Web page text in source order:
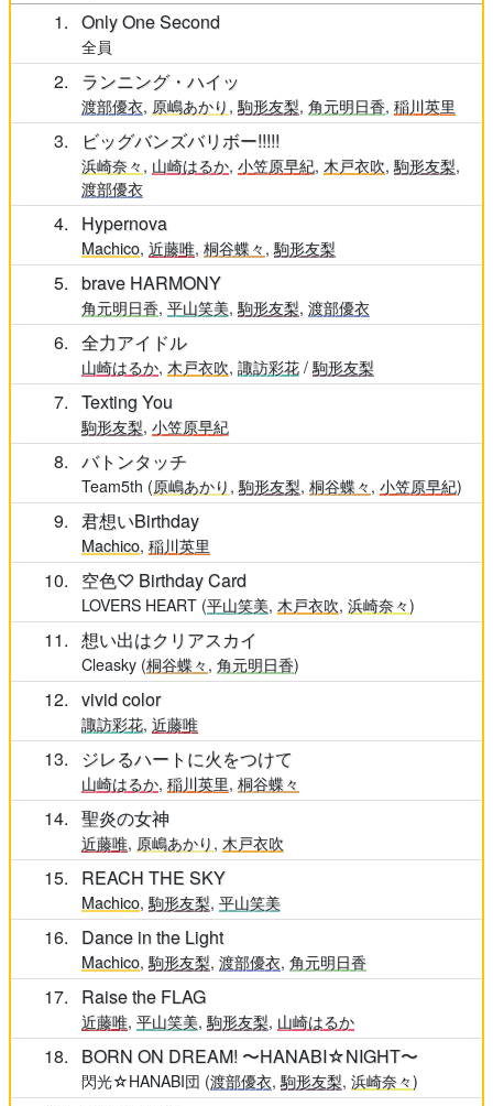
1
Only One Second
全員
2 ランニング・ハイッ
渡部優衣, 原嶋あかり ,駒形友梨, 角元明日香, 稲川英里
3 ビッグバンズバリボー!!!!!
浜崎奈々 , 山崎はるか, 小笠原早紀, 木戸衣吹,駒形友梨,
渡部優衣
4 Hypernova
Machico, 近藤唯, 桐谷蝶々 ,駒形友梨
5 brave HARMONY
角元明日香, 平山笑美,駒形友梨, 渡部優衣
6 全力アイドル
山崎はるか, 木戸衣吹, 諏訪彩花 /駒形友梨
7 Texting You
駒形友梨, 小笠原早紀
8 バトンタッチ
Team5th (原嶋あかり ,駒形友梨, 桐谷蝶々 , 小笠原早紀)
9 君想いBirthday
Machico, 稲川英里
10 空色♡ Birthday Card
LOVERS HEART (平山笑美, 木戸衣吹, 浜崎奈々)
11 想い出はクリアスカイ
Cleasky (桐谷蝶々 , 角元明日香)
12 vivid color
諏訪彩花, 近藤唯
13 ジレるハートに火をつけて
山崎はるか, 稲川英里, 桐谷蝶々
14 聖炎の女神
近藤唯, 原嶋あかり , 木戸衣吹
15 REACH THE SKY
Machico,駒形友梨, 平山笑美
16 Dance in the Light
Machico,駒形友梨, 渡部優衣, 角元明日香
17 Raise the FLAG
近藤唯, 平山笑美,駒形友梨, 山崎はるか
18 BORN ON DREAM! 〜HANABI☆NIGHT〜
閃光☆HANABI団 (渡部優衣,駒形友梨, 浜崎奈々)